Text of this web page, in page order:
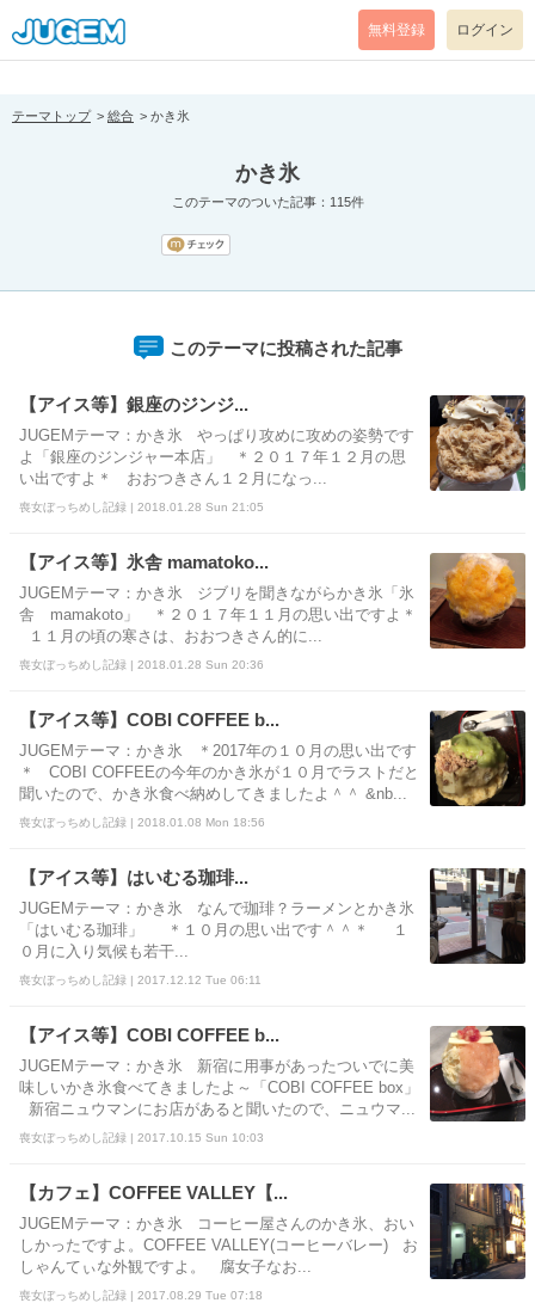
[pear_error: message="Success" code=0 mode=return level=notice
prefix="" info=""]
無料登録 ログイン
テーマトップ 総合 かき氷
かき氷
このテーマのついた記事：115件
このテーマに投稿された記事
【アイス等】銀座のジンジ...
JUGEMテーマ：かき氷 やっぱり攻めに攻めの姿勢です
よ「銀座のジンジャー本店」 ＊２０１７年１２月の思
い出ですよ＊ おおつきさん１２月になっ...
喪女ぼっちめし記録 | 2018.01.28 Sun 21:05
【アイス等】氷舎 mamatoko...
JUGEMテーマ：かき氷 ジブリを聞きながらかき氷「氷
舎 mamakoto」 ＊２０１７年１１月の思い出ですよ＊
１１月の頃の寒さは、おおつきさん的に...
喪女ぼっちめし記録 | 2018.01.28 Sun 20:36
【アイス等】COBI COFFEE b...
JUGEMテーマ：かき氷 ＊2017年の１０月の思い出です
＊ COBI COFFEEの今年のかき氷が１０月でラストだと
聞いたので、かき氷食べ納めしてきましたよ＾＾ &nb...
喪女ぼっちめし記録 | 2018.01.08 Mon 18:56
【アイス等】はいむる珈琲...
JUGEMテーマ：かき氷 なんで珈琲？ラーメンとかき氷
「はいむる珈琲」 ＊１０月の思い出です＾＾＊ １
０月に入り気候も若干...
喪女ぼっちめし記録 | 2017.12.12 Tue 06:11
【アイス等】COBI COFFEE b...
JUGEMテーマ：かき氷 新宿に用事があったついでに美
味しいかき氷食べてきましたよ～「COBI COFFEE box」
新宿ニュウマンにお店があると聞いたので、ニュウマ...
喪女ぼっちめし記録 | 2017.10.15 Sun 10:03
【カフェ】COFFEE VALLEY【...
JUGEMテーマ：かき氷 コーヒー屋さんのかき氷、おい
しかったですよ。COFFEE VALLEY(コーヒーバレー) お
しゃんてぃな外観ですよ。 腐女子なお...
喪女ぼっちめし記録 | 2017.08.29 Tue 07:18